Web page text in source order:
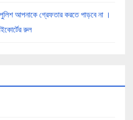
আপনাকে গ্রেফতার করতে পাড়বে না ।
রুল